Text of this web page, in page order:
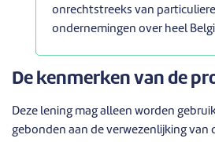
onrechtstreeks van
ondernemingen over heel
De kenmerken van de
Deze lening mag alleen worden
gebonden aan de verwezenlijking van